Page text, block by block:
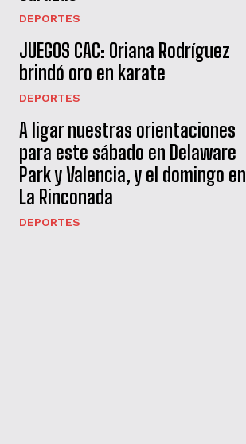
DEPORTES
JUEGOS CAC: Oriana Rodríguez
brindó oro en karate
DEPORTES
A ligar nuestras orientaciones
para este sábado en Delaware
Park y Valencia, y el domingo en
La Rinconada
DEPORTES